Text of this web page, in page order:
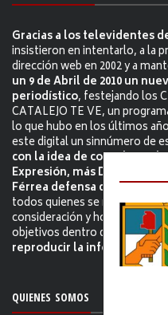
Gracias a los televidentes
insistieron en intentarlo, a la
dirección web en 2002 y a
un 9 de Abril de 2010 un
periodístico, festejando los
CATALEJO TE VE, un
lo que hubo en los últimos
este digital un sinnúmero de
con la idea de contribuir a
Expresión, más
Férrea defensa del
todos quienes se manejen
consideración y
objetivos dentro de nuestra
reproducir la información
QUIENES SOMOS